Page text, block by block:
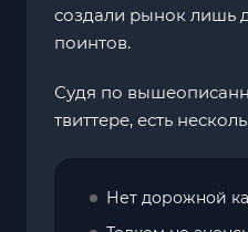
создали рынок лишь
поинтов.
Судя по
твиттере, есть
Нет дорожной